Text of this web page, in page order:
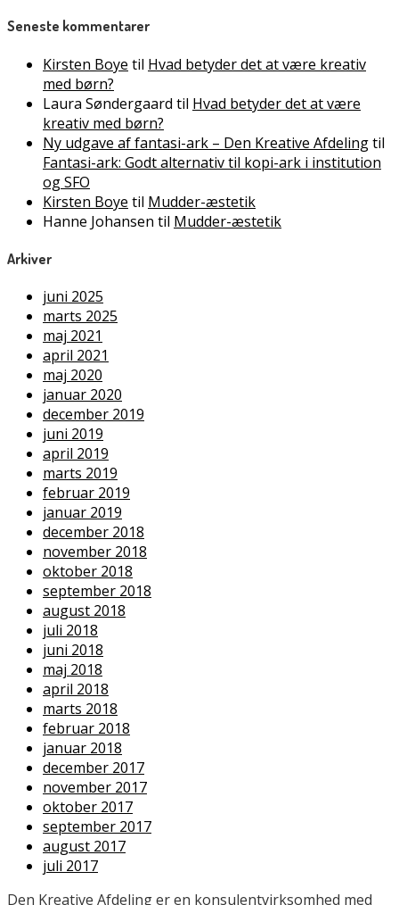
Seneste kommentarer
Kirsten Boye til Hvad betyder det at være kreativ
med børn?
Laura Søndergaard til Hvad betyder det at være
kreativ med børn?
Ny udgave af fantasi-ark – Den Kreative Afdelingtil
Fantasi-ark: Godt alternativ til kopi-ark i institution
og SFO
Kirsten Boye til Mudder-æstetik
Hanne Johansen til Mudder-æstetik
Arkiver
juni 2025
marts 2025
maj 2021
april 2021
maj 2020
januar 2020
december 2019
juni 2019
april 2019
marts 2019
februar 2019
januar 2019
december 2018
november 2018
oktober 2018
september 2018
august 2018
juli 2018
juni 2018
maj 2018
april 2018
marts 2018
februar 2018
januar 2018
december 2017
november 2017
oktober 2017
september 2017
august 2017
juli 2017
Den Kreative Afdeling er en konsulentvirksomhed med